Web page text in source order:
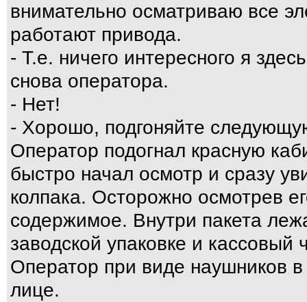
внимательно осматриваю все
работают привода.
- Т.е. ничего интересного я
снова оператора.
- Нет!
- Хорошо, подгоняйте
Оператор подогнал красную
быстро начал осмотр и сразу
колпака. Осторожно осмотрев
содержимое. Внутри пакета
заводской упаковке и кассовый
Оператор при виде наушников в
лице.